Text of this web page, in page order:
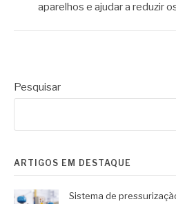
aparelhos e ajudar a reduzir
Pesquisar
ARTIGOS EM DESTAQUE
Sistema de